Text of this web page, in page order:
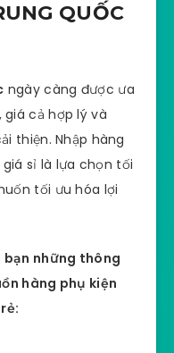
QUỐC
ngày càng được ưa
cả hợp lý và
thiện. Nhập hàng
sỉ là lựa chọn tối
tối ưu hóa lợi
bạn những thông
hàng phụ kiện